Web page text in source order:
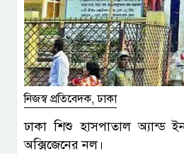
নিজস্ব প্রতিবেদক, ঢাকা
ঢাকা শিশু হাসপাতাল অ্যান্ড
অক্সিজেনের নল।